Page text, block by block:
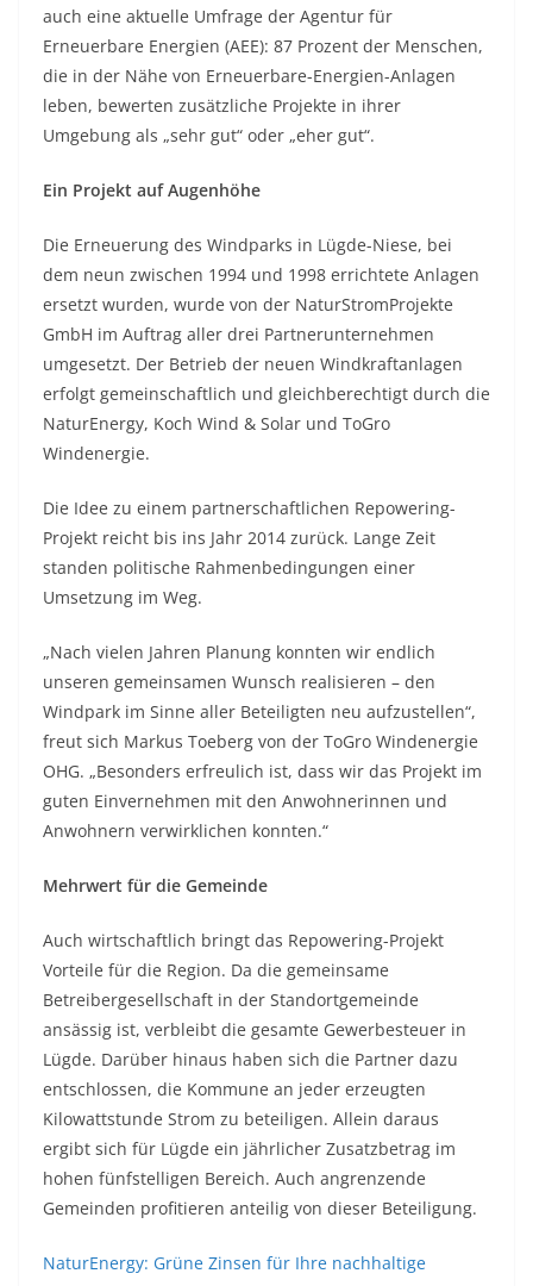
auch eine aktuelle Umfrage der Agentur für
Erneuerbare Energien (AEE): 87 Prozent der Menschen,
die in der Nähe von Erneuerbare-Energien-Anlagen
leben, bewerten zusätzliche Projekte in ihrer
Umgebung als „sehr gut“ oder „eher gut“.
Ein Projekt auf Augenhöhe
Die Erneuerung des Windparks in Lügde-Niese, bei
dem neun zwischen 1994 und 1998 errichtete Anlagen
ersetzt wurden, wurde von der NaturStromProjekte
GmbH im Auftrag aller drei Partnerunternehmen
umgesetzt. Der Betrieb der neuen Windkraftanlagen
erfolgt gemeinschaftlich und gleichberechtigt durch die
NaturEnergy, Koch Wind & Solar und ToGro
Windenergie.
Die Idee zu einem partnerschaftlichen Repowering-
Projekt reicht bis ins Jahr 2014 zurück. Lange Zeit
standen politische Rahmenbedingungen einer
Umsetzung im Weg.
„Nach vielen Jahren Planung konnten wir endlich
unseren gemeinsamen Wunsch realisieren – den
Windpark im Sinne aller Beteiligten neu aufzustellen“,
freut sich Markus Toeberg von der ToGro Windenergie
OHG. „Besonders erfreulich ist, dass wir das Projekt im
guten Einvernehmen mit den Anwohnerinnen und
Anwohnern verwirklichen konnten.“
Mehrwert für die Gemeinde
Auch wirtschaftlich bringt das Repowering-Projekt
Vorteile für die Region. Da die gemeinsame
Betreibergesellschaft in der Standortgemeinde
ansässig ist, verbleibt die gesamte Gewerbesteuer in
Lügde. Darüber hinaus haben sich die Partner dazu
entschlossen, die Kommune an jeder erzeugten
Kilowattstunde Strom zu beteiligen. Allein daraus
ergibt sich für Lügde ein jährlicher Zusatzbetrag im
hohen fünfstelligen Bereich. Auch angrenzende
Gemeinden profitieren anteilig von dieser Beteiligung.
NaturEnergy: Grüne Zinsen für Ihre nachhaltige